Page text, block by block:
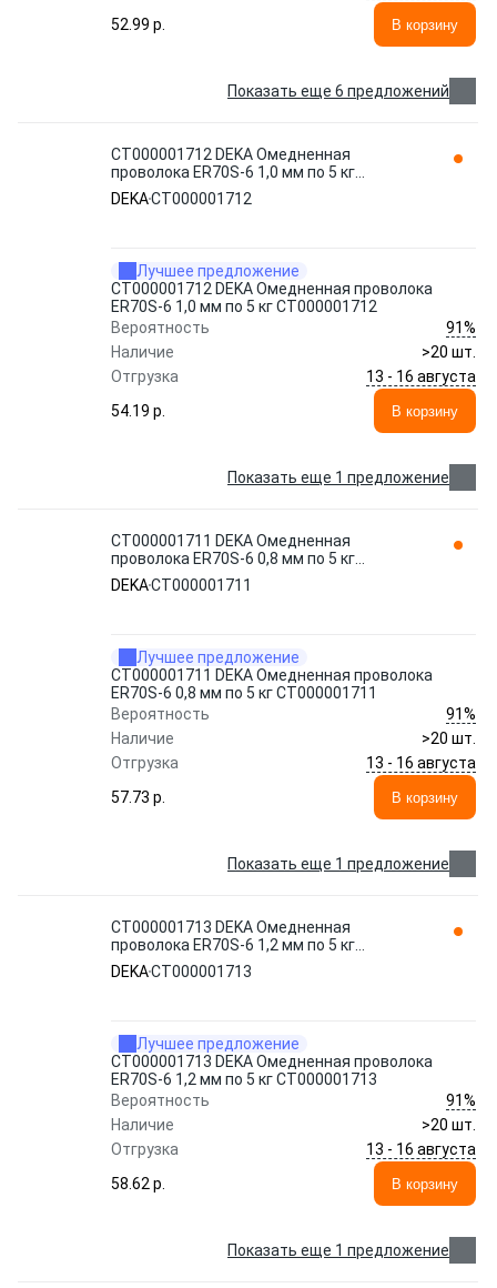
52.99 p.
В корзину
Показать еще 6 предложений
СТ000001712 DEKA Омедненная
проволока ER70S-6 1,0 мм по 5 кг
СТ000001712
DEKAСТ000001712
Лучшее предложение
СТ000001712 DEKA Омедненная проволока
ER70S-6 1,0 мм по 5 кг СТ000001712
Вероятность
91%
Наличие
>20 шт.
Отгрузка
13 - 16 августа
54.19 p.
В корзину
Показать еще 1 предложение
СТ000001711 DEKA Омедненная
проволока ER70S-6 0,8 мм по 5 кг
СТ000001711
DEKAСТ000001711
Лучшее предложение
СТ000001711 DEKA Омедненная проволока
ER70S-6 0,8 мм по 5 кг СТ000001711
Вероятность
91%
Наличие
>20 шт.
Отгрузка
13 - 16 августа
57.73 p.
В корзину
Показать еще 1 предложение
СТ000001713 DEKA Омедненная
проволока ER70S-6 1,2 мм по 5 кг
СТ000001713
DEKAСТ000001713
Лучшее предложение
СТ000001713 DEKA Омедненная проволока
ER70S-6 1,2 мм по 5 кг СТ000001713
Вероятность
91%
Наличие
>20 шт.
Отгрузка
13 - 16 августа
58.62 p.
В корзину
Показать еще 1 предложение